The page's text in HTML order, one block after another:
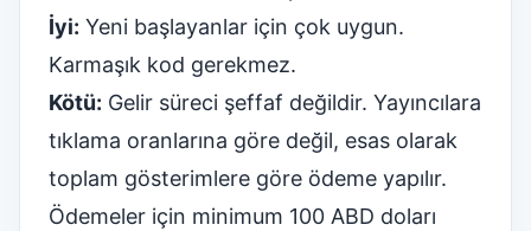
İyi: Yeni başlayanlar için çok uygun.
Karmaşık kod gerekmez.
Kötü: Gelir süreci şeffaf değildir. Yayıncılara
tıklama oranlarına göre değil, esas olarak
toplam gösterimlere göre ödeme yapılır.
Ödemeler için minimum 100 ABD doları